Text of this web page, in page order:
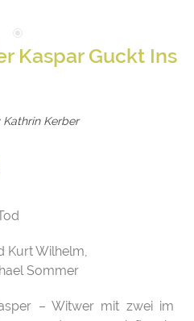
Kaspar Guckt Ins
Kathrin Kerber
Kurt Wilhelm,
Sommer
– Witwer mit zwei im